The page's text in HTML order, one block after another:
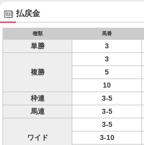
払戻金
種類 馬番
単勝 3
複勝
3
5
10
枠連
3-5
馬連
3-5
ワイド
3-5
3-10